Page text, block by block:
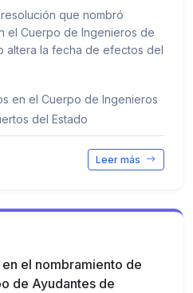
que nombró
el Cuerpo de Ingenieros de
altera la fecha de efectos del
en el Cuerpo de Ingenieros
del Estado
Leer más
el nombramiento de
de Ayudantes de